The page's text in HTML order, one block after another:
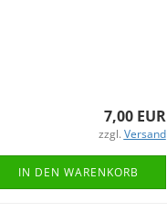
7,00 EUR
zzgl. Versand
IN DEN WARENKORB